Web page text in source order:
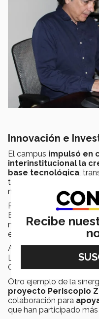
Innovación e
El campus impulsó en
interinstitucional la
base tecnológica,
tecnología a través del
mercado”.
Propuesto por SICyT
Estatal de Ciencia y
mentoría durante un
emprendimiento.
Al interior del campus
Lean - Zona de
Oficina de
Otro ejemplo de la
proyecto Periscopio
colaboración para
que han participado
Recibe